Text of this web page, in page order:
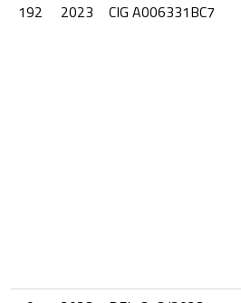
192
2023 CIG A006331BC7